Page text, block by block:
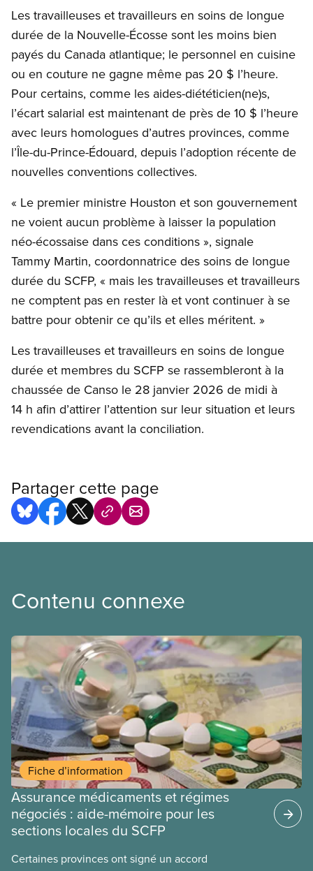
Les travailleuses et travailleurs en soins de longue
durée de la Nouvelle-Écosse sont les moins bien
payés du Canada atlantique; le personnel en cuisine
ou en couture ne gagne même pas 20 $ l’heure.
Pour certains, comme les aides-diététicien(ne)s,
l’écart salarial est maintenant de près de 10 $ l’heure
avec leurs homologues d’autres provinces, comme
l’Île-du-Prince-Édouard, depuis l’adoption récente de
nouvelles conventions collectives.
« Le premier ministre Houston et son gouvernement
ne voient aucun problème à laisser la population
néo-écossaise dans ces conditions », signale
Tammy Martin, coordonnatrice des soins de longue
durée du SCFP, « mais les travailleuses et travailleurs
ne comptent pas en rester là et vont continuer à se
battre pour obtenir ce qu’ils et elles méritent. »
Les travailleuses et travailleurs en soins de longue
durée et membres du SCFP se rassembleront à la
chaussée de Canso le 28 janvier 2026 de midi à
14 h afin d’attirer l’attention sur leur situation et leurs
revendications avant la conciliation.
Partager cette page
Contenu connexe
Fiche d’information
Assurance médicaments et régimes
négociés : aide-mémoire pour les
sections locales du SCFP
Certaines provinces ont signé un accord